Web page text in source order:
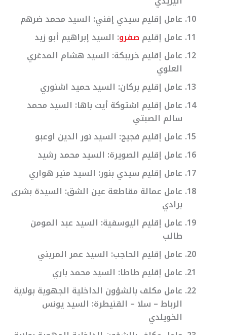
عامل إقليم سيدي إفني: السيد محمد ضرهم
عامل إقليم صفرو: السيد إبراهيم أبو زيد
عامل إقليم خريبكة: السيد هشام المدغري
العلوي
عامل إقليم بركان: السيد حميد اشنوري
عامل إقليم اشتوكة أيت باها: السيد محمد
سالم الصبتي
عامل إقليم فجيج: السيد نور الدين اوعبو
عامل إقليم الصويرة: السيد محمد رشيد
عامل إقليم سيدي بنور: السيد منير هواري
عامل عمالة مقاطعة عين الشق: السيدة بشرى
برادي
عامل إقليم اليوسفية: السيد عبد المومن
طالب
عامل إقليم الحاجب: السيد عمر المريني
عامل إقليم طاطا: السيد محمد باري
عامل مكلف بالشؤون الداخلية الجهوية بولاية
الرباط – سلا – القنيطرة: السيد يونس
الخويلدي